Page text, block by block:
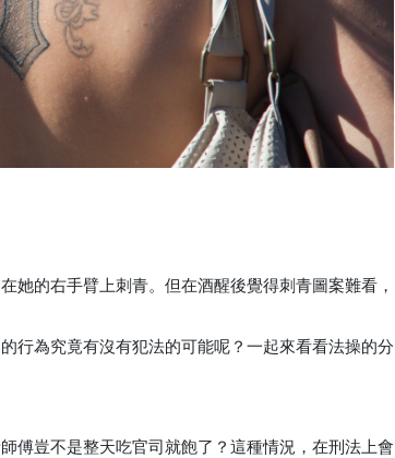
她的右手臂上刺青。但在酒醒後覺得刺青圖案難看，
行為究竟有沒有犯法的可能呢？一起來看看法操的分
傅豈不是整天吃官司就飽了？這種情況，在刑法上會